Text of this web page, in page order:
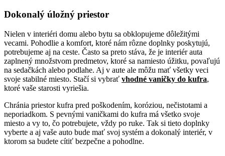
Dokonalý úložný priestor
Nielen v interiéri domu alebo bytu sa obklopujeme dôležitými
vecami. Pohodlie a komfort, ktoré nám rôzne doplnky poskytujú,
potrebujeme aj na ceste. Často sa preto stáva, že je interiér auta
zaplnený množstvom predmetov, ktoré sa namiesto úžitku, povaľujú
na sedačkách alebo podlahe. Aj v aute ale môžu mať všetky veci
svoje stabilné miesto. Stačí si vybrať vhodné vaničky do kufra,
ktoré vaše starosti vyriešia.
Chránia priestor kufra pred poškodením, koróziou, nečistotami a
neporiadkom. S pevnými vaničkami do kufra má všetko svoje
miesto a vy to, čo potrebujete, vždy po ruke. Tak si tieto doplnky
vyberte a aj vaše auto bude mať svoj systém a dokonalý interiér, v
ktorom sa budete cítiť bezpečne a pohodlne.